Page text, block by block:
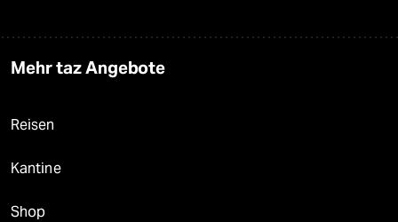
Mehr taz Angebote
Reisen
Kantine
Shop